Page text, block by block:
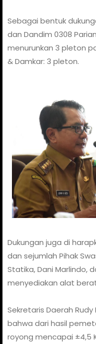
Sebagai bentuk
dan Dandim 0308
menurunkan 3 pleton
& Damkar: 3 pleton.
Dukungan juga di
dan sejumlah Pihak
Statika, Dani Marlindo,
menyediakan alat
Sekretaris Daerah
bahwa dari hasil
royong mencapai ±4,5